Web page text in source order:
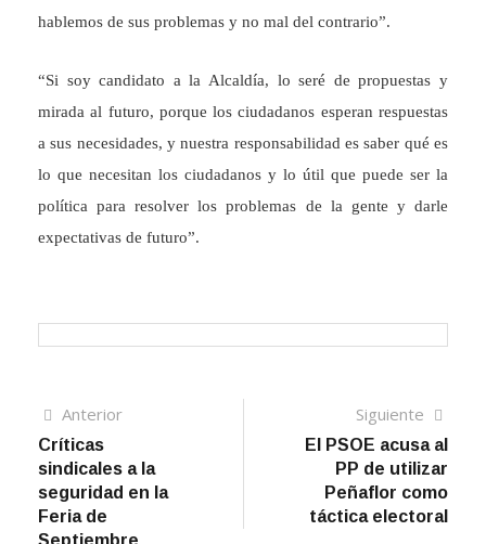
hablemos de sus problemas y no mal del contrario”.
“Si soy candidato a la Alcaldía, lo seré de propuestas y
mirada al futuro, porque los ciudadanos esperan respuestas
a sus necesidades, y nuestra responsabilidad es saber qué es
lo que necesitan los ciudadanos y lo útil que puede ser la
política para resolver los problemas de la gente y darle
expectativas de futuro”.
Navegación
de
entradas
AnteriorArtículo
Críticas
sindicales a la
seguridad en la
Feria de
Septiembre
Siguiente
El PSOE acusa al
PP de utilizar
Peñaflor como
táctica electoral